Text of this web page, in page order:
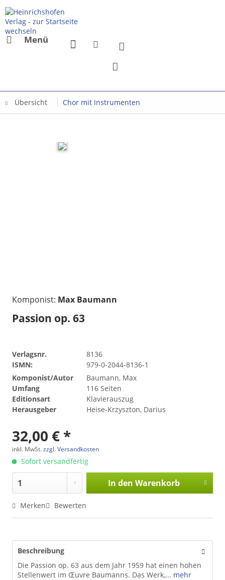
Menü
Übersicht Chor mit Instrumenten
Komponist: Max Baumann
Passion op. 63
Verlagsnr.
8136
ISMN:
979-0-2044-8136-1
Komponist/Autor
Baumann, Max
Umfang
116 Seiten
Editionsart
Klavierauszug
Herausgeber
Heise-Krzyszton, Darius
32,00 € *
inkl. MwSt.zzgl. Versandkosten
Sofort versandfertig
In den Warenkorb
Merken Bewerten
Beschreibung
Die Passion op. 63 aus dem Jahr 1959 hat einen hohen
Stellenwert im Œuvre Baumanns. Das Werk,... mehr